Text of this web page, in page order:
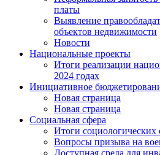
платы
Выявление
объектов недвижимости
Новости
Национальные проекты
Итоги реализации
2024 годах
Инициативное
Новая страница
Новая страница
Социальная сфера
Итоги социологических
Вопросы призыва на
Доступная среда для